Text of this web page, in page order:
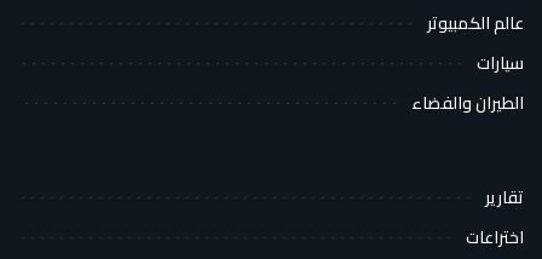
عالم الكمبيوتر
سيارات
الطيران والفضاء
تقارير
اختراعات